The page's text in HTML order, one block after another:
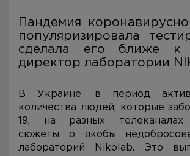
Пандемия
популяризировала
сделала его ближе
директор лаборатории
В Украине, в период
количества людей, которые
19, на разных телеканалах
сюжеты о якобы
лабораторий Nikolab. Это